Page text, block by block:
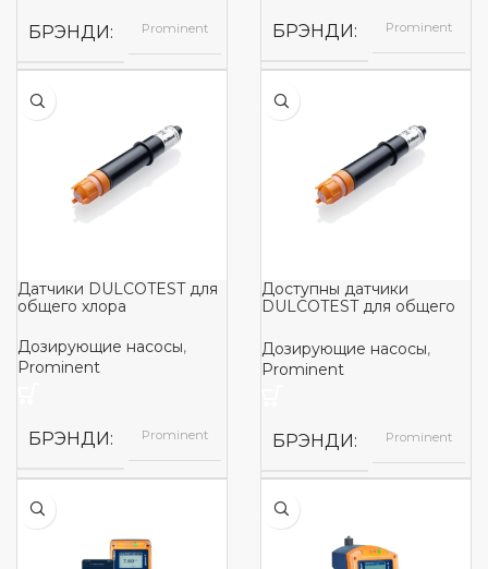
БРЭНДИ Prominent БРЭНДИ Prominent
Датчики DULCOTEST для
общего хлора
Дозирующие насосы,
Prominent
БРЭНДИ Prominent
Доступны датчики
DULCOTEST для общего
Дозирующие насосы,
Prominent
БРЭНДИ Prominent